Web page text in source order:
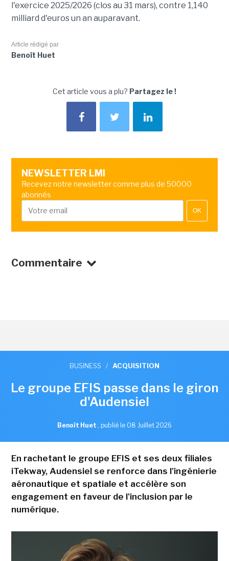
l'exercice 2025/2026 (clos au 31 mars), contre 1,140
milliard d'euros un an auparavant.
Article rédigé par
Benoît Huet
Cet article vous a plu? Partagez le !
NEWSLETTER LMI
Recevez notre newsletter comme plus de 50000
abonnés
OK
Commentaire
BUSINESS / ACQUISITION
Le groupe EFIS passe dans le giron
d'Audensiel
Benoît Huet , publié le 08 Juillet 2026
En rachetant le groupe EFIS et ses deux filiales
iTekway, Audensiel se renforce dans l'ingénierie
aéronautique et spatiale et accélère son
engagement en faveur de l'inclusion par le
numérique.